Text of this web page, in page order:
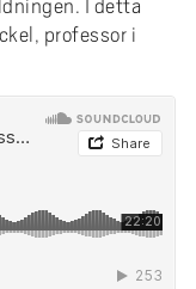
I detta
professor i